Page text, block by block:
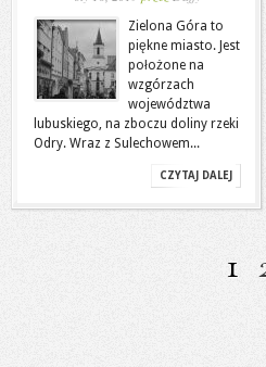
Zielona Góra to
piękne miasto. Jest
położone na
wzgórzach
województwa
lubuskiego, na zboczu doliny rzeki
Odry. Wraz z Sulechowem...
CZYTAJ DALEJ
1